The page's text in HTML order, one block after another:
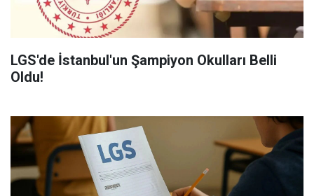
LGS'de İstanbul'un Şampiyon Okulları Belli
Oldu!